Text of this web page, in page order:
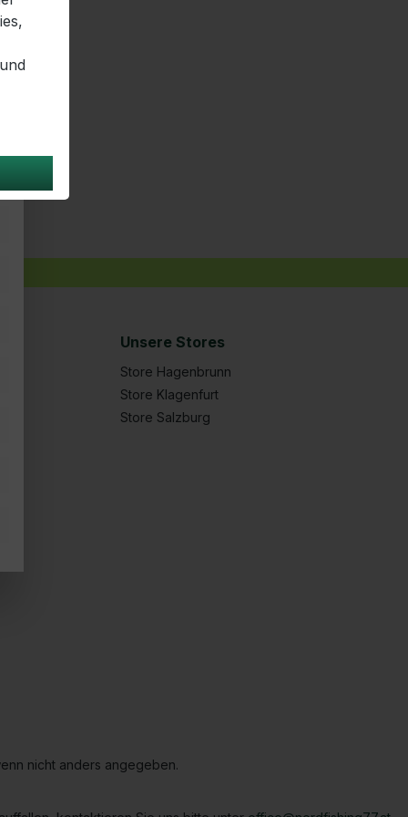
Unsere Stores
Store Hagenbrunn
Store Klagenfurt
Store Salzburg
nicht anders angegeben.